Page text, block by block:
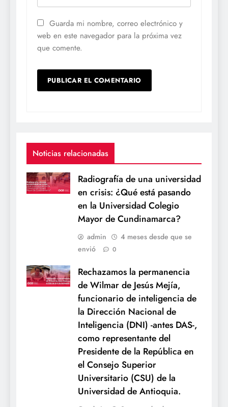
Guarda mi nombre, correo electrónico y
web en este navegador para la próxima vez
que comente.
Noticias relacionadas
Radiografía de una universidad
en crisis: ¿Qué está pasando
en la Universidad Colegio
Mayor de Cundinamarca?
admin
4 meses desde que se
envió
0
Rechazamos la permanencia
de Wilmar de Jesús Mejía,
funcionario de inteligencia de
la Dirección Nacional de
Inteligencia (DNI) -antes DAS-,
como representante del
Presidente de la República en
el Consejo Superior
Universitario (CSU) de la
Universidad de Antioquia.